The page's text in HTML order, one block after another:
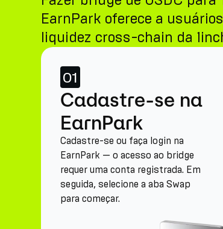
EarnPark oferece a
liquidez cross-chain da
01
Cadastre-se na
EarnPark
Cadastre-se ou faça login na
EarnPark — o acesso ao bridge
requer uma conta registrada. Em
seguida, selecione a aba Swap
para começar.